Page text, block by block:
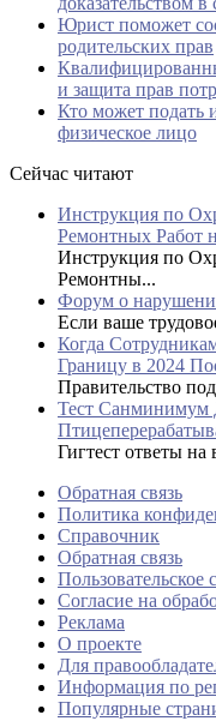
Юрист поможет
родительских прав
и защита прав
Кто может подать
физическое лицо
Сейчас читают
Инструкция по
Ремонтных Работ
Инструкция по
Ремонтны...
Форум о
Если ваше
Когда
Границу в 2024
Правительство
Тест Санминимум
Гигтест ответы
Обратная связь
Политика
Справочник
Обратная связь
Пользовательское
Согласие на
Реклама
О проекте
Для
Информация по
Популярные